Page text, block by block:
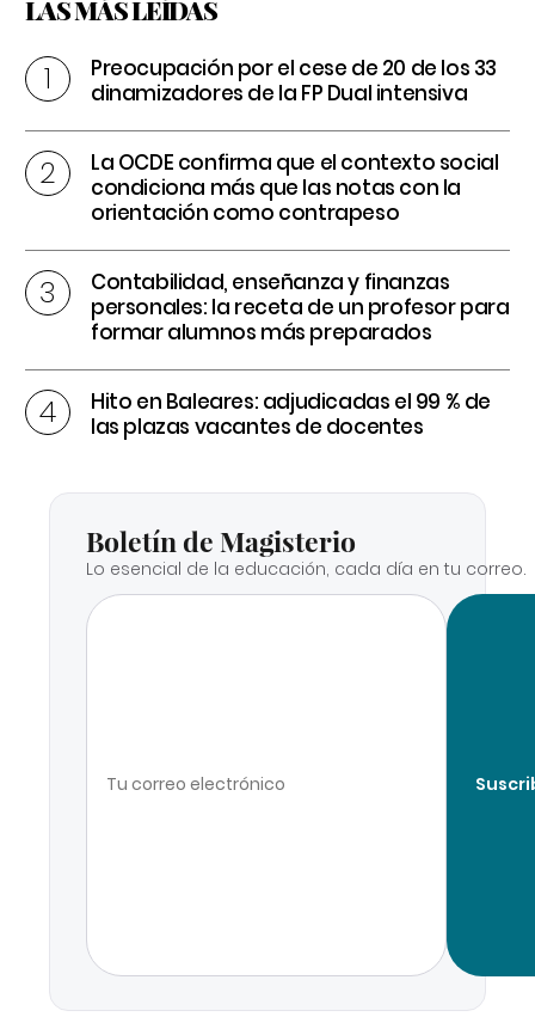
LAS MÁS LEÍDAS
Preocupación por el cese de 20 de los 33
dinamizadores de la FP Dual intensiva
La OCDE confirma que el contexto social
condiciona más que las notas con la
orientación como contrapeso
Contabilidad, enseñanza y finanzas
personales: la receta de un profesor para
formar alumnos más preparados
Hito en Baleares: adjudicadas el 99 % de
las plazas vacantes de docentes
Boletín de Magisterio
Lo esencial de la educación, cada día en tu correo.